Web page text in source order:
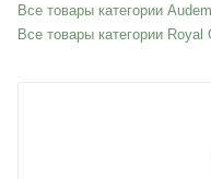
Все товары категории
Все товары категории Royal